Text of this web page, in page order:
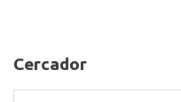
Cercador
Cercador